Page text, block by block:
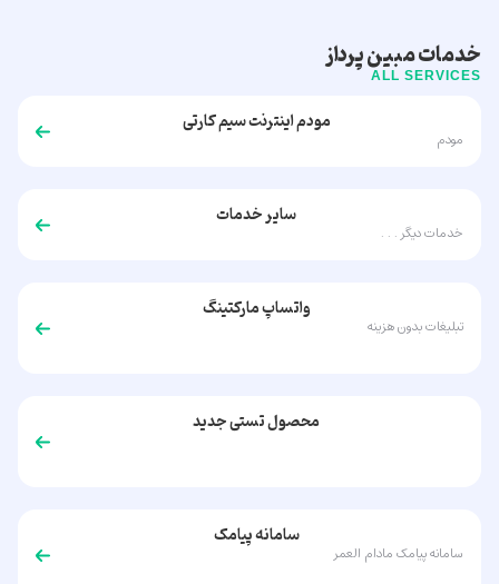
خدمات مبین پرداز
ALL SERVICES
مودم اینترنت سیم کارتی
مودم
سایر خدمات
خدمات دیگر . . .
واتساپ مارکتینگ
تبلیغات بدون هزینه
محصول تستی جدید
سامانه پیامک
سامانه پیامک مادام العمر